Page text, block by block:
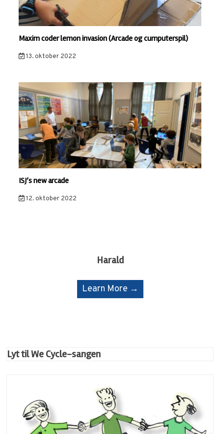
Maxim coder lemon invasion (Arcade og cumputerspil)
13. oktober 2022
ISJ’s new arcade
12. oktober 2022
Harald
Learn More →
Lyt til We Cycle-sangen